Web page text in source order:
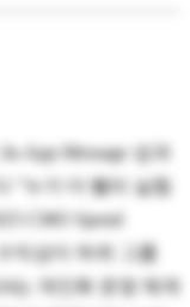
App Message 성과
"누가 더 빨리 실험
CMO Spend
익성이 하위 그룹
는 개인화 운영 체계